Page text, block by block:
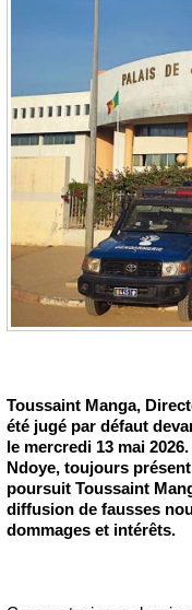
Toussaint Manga,
été jugé par défaut
le mercredi 13 mai
Ndoye, toujours
poursuit Toussaint
diffusion de fausses
dommages et intérêts.